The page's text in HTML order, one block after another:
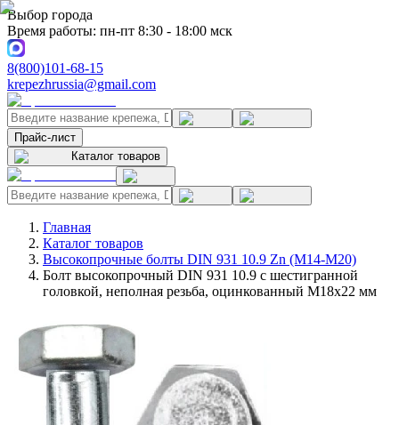
Выбор города
Время работы: пн-пт 8:30 - 18:00 мск
8(800)101-68-15
krepezhrussia@gmail.com
Прайс-лист
Каталог товаров
Главная
Каталог товаров
Высокопрочные болты DIN 931 10.9 Zn (M14-M20)
Болт высокопрочный DIN 931 10.9 с шестигранной
головкой, неполная резьба, оцинкованный M18x22 мм